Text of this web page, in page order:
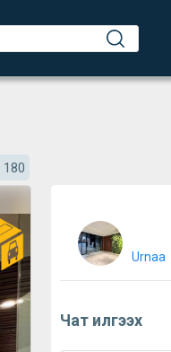
180
Urnaa
Чат илгээх